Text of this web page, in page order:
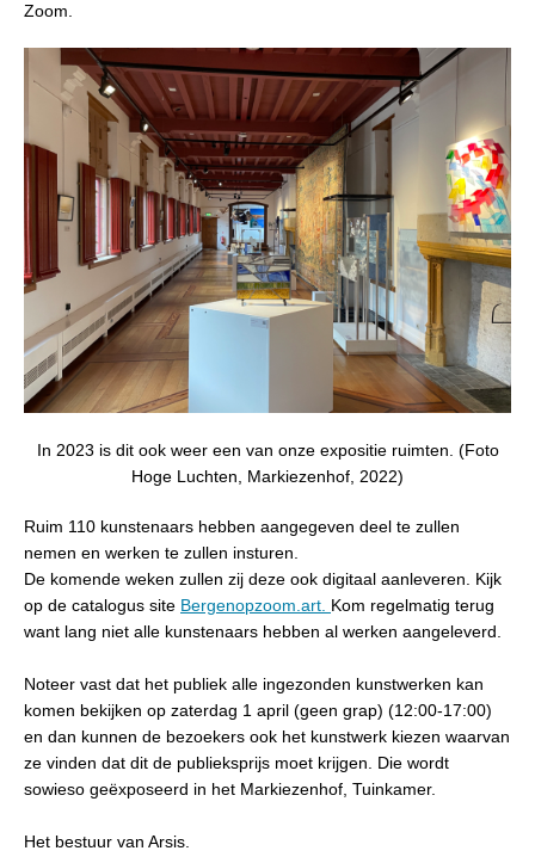
Zoom.
In 2023 is dit ook weer een van onze expositie ruimten. (Foto
Hoge Luchten, Markiezenhof, 2022)
Ruim 110 kunstenaars hebben aangegeven deel te zullen
nemen en werken te zullen insturen.
De komende weken zullen zij deze ook digitaal aanleveren. Kijk
op de catalogus site Bergenopzoom.art. Kom regelmatig terug
want lang niet alle kunstenaars hebben al werken aangeleverd.
Noteer vast dat het publiek alle ingezonden kunstwerken kan
komen bekijken op zaterdag 1 april (geen grap) (12:00-17:00)
en dan kunnen de bezoekers ook het kunstwerk kiezen waarvan
ze vinden dat dit de publieksprijs moet krijgen. Die wordt
sowieso geëxposeerd in het Markiezenhof, Tuinkamer.
Het bestuur van Arsis.